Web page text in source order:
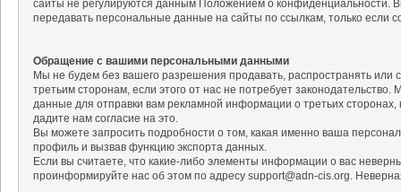
сайты не регулируются данным Положением о конфиденциальности.
передавать персональные данные на сайты по ссылкам, только если
Обращение с вашими персональными данными
Мы не будем без вашего разрешения продавать, распространять
третьим сторонам, если этого от нас не потребует
данные для отправки вам рекламной информации о третьих сторонах,
дадите нам согласие на это.
Вы можете запросить подробности о том, какая именно ваша
профиль и вызвав функцию экспорта данных.
Если вы считаете, что какие-либо элементы информации о вас
проинформируйте нас об этом по адресу support@adn-cis.org.